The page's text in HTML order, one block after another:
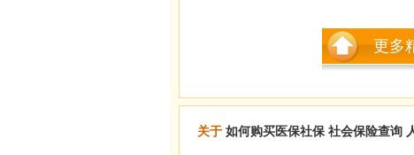
更多
关于 如何购买医保社保 社会保险查询